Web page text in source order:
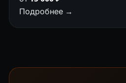
Подробнее →